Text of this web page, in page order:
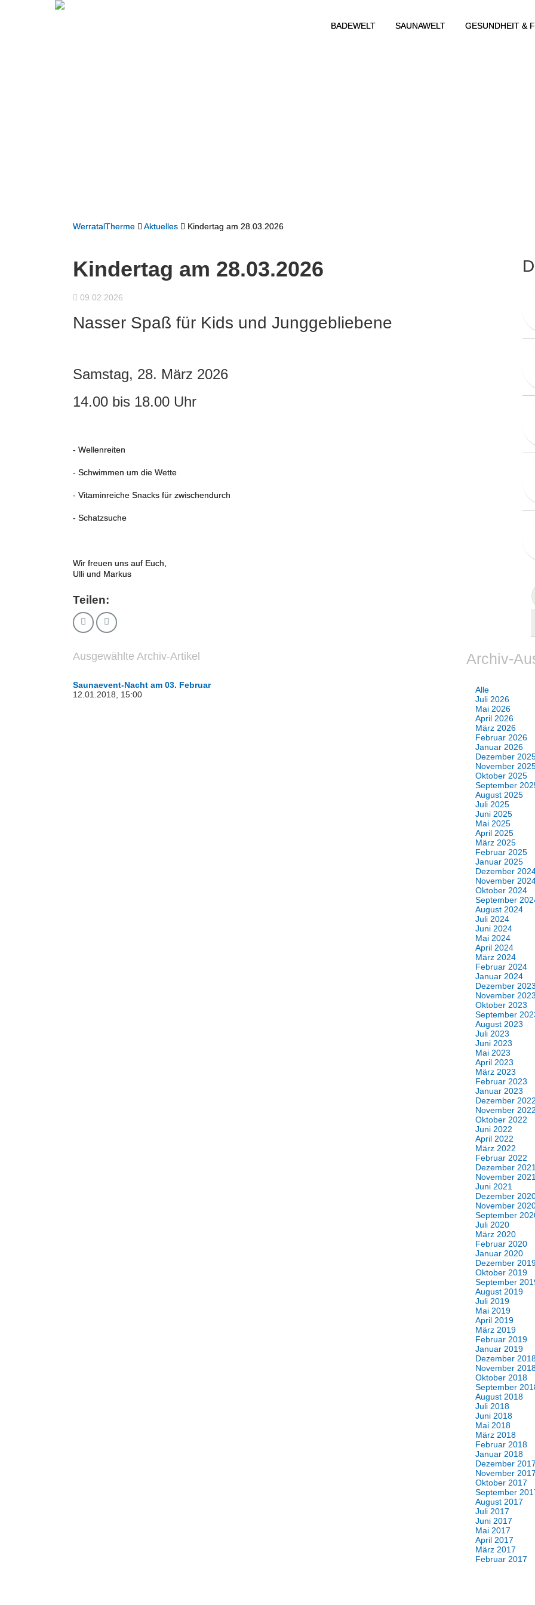
BADEWELT SAUNAWELT GESUNDHEIT &
WerratalTherme Aktuelles Kindertag am 28.03.2026
Kindertag am 28.03.2026
09.02.2026
Nasser Spaß für Kids und Junggebliebene
Samstag, 28. März 2026
14.00 bis 18.00 Uhr
- Wellenreiten
- Schwimmen um die Wette
- Vitaminreiche Snacks für zwischendurch
- Schatzsuche
Wir freuen uns auf Euch,
Ulli und Markus
Teilen:
Ausgewählte Archiv-Artikel
Saunaevent-Nacht am 03. Februar
12.01.2018, 15:00
Archiv-
Alle
Juli 2026
Mai 2026
April 2026
März 2026
Februar 2026
Januar 2026
Dezember
November
Oktober 2025
September
August 2025
Juli 2025
Juni 2025
Mai 2025
April 2025
März 2025
Februar 2025
Januar 2025
Dezember
November
Oktober 2024
September
August 2024
Juli 2024
Juni 2024
Mai 2024
April 2024
März 2024
Februar 2024
Januar 2024
Dezember 2023
November 2023
Oktober 2023
September
August 2023
Juli 2023
Juni 2023
Mai 2023
April 2023
März 2023
Februar 2023
Januar 2023
Dezember 2022
November 2022
Oktober 2022
Juni 2022
April 2022
März 2022
Februar 2022
Dezember 2021
November 2021
Juni 2021
Dezember
November
September
Juli 2020
März 2020
Februar 2020
Januar 2020
Dezember
Oktober 2019
September
August 2019
Juli 2019
Mai 2019
April 2019
März 2019
Februar 2019
Januar 2019
Dezember
November
Oktober 2018
September
August 2018
Juli 2018
Juni 2018
Mai 2018
März 2018
Februar 2018
Januar 2018
Dezember 2017
November 2017
Oktober 2017
September
August 2017
Juli 2017
Juni 2017
Mai 2017
April 2017
März 2017
Februar 2017